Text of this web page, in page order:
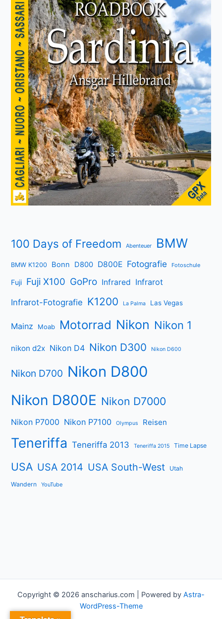
100 Days of Freedom Abenteuer BMW
BMW K1200 Bonn D800 D800E Fotografie Fotoschule
Fuji Fuji X100 GoPro Infrared Infrarot
Infrarot-Fotografie K1200 La Palma Las Vegas
Mainz Moab Motorrad Nikon Nikon 1
nikon d2x Nikon D4 Nikon D300 Nikon D600
Nikon D700 Nikon D800
Nikon D800E Nikon D7000
Nikon P7000 Nikon P7100 Olympus Reisen
Teneriffa Teneriffa 2013 Teneriffa 2015 Time Lapse
USA USA 2014 USA South-West Utah
Wandern YouTube
Copyright © 2026 anscharius.com | Powered by Astra-
WordPress-Theme